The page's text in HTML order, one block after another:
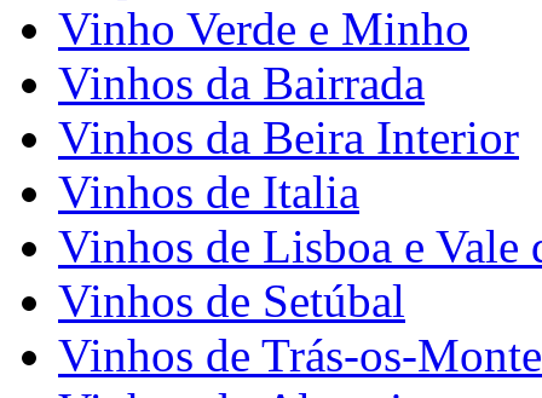
Vinho Verde e Minho
Vinhos da Bairrada
Vinhos da Beira Interior
Vinhos de Italia
Vinhos de Lisboa e Vale
Vinhos de Setúbal
Vinhos de Trás-os-